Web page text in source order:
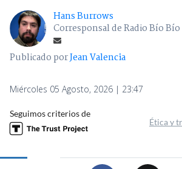
Hans Burrows
Corresponsal de Radio Bío
Publicado porJean Valencia
Miércoles 05 Agosto, 2026 | 23:47
Seguimos criterios de
Ética y